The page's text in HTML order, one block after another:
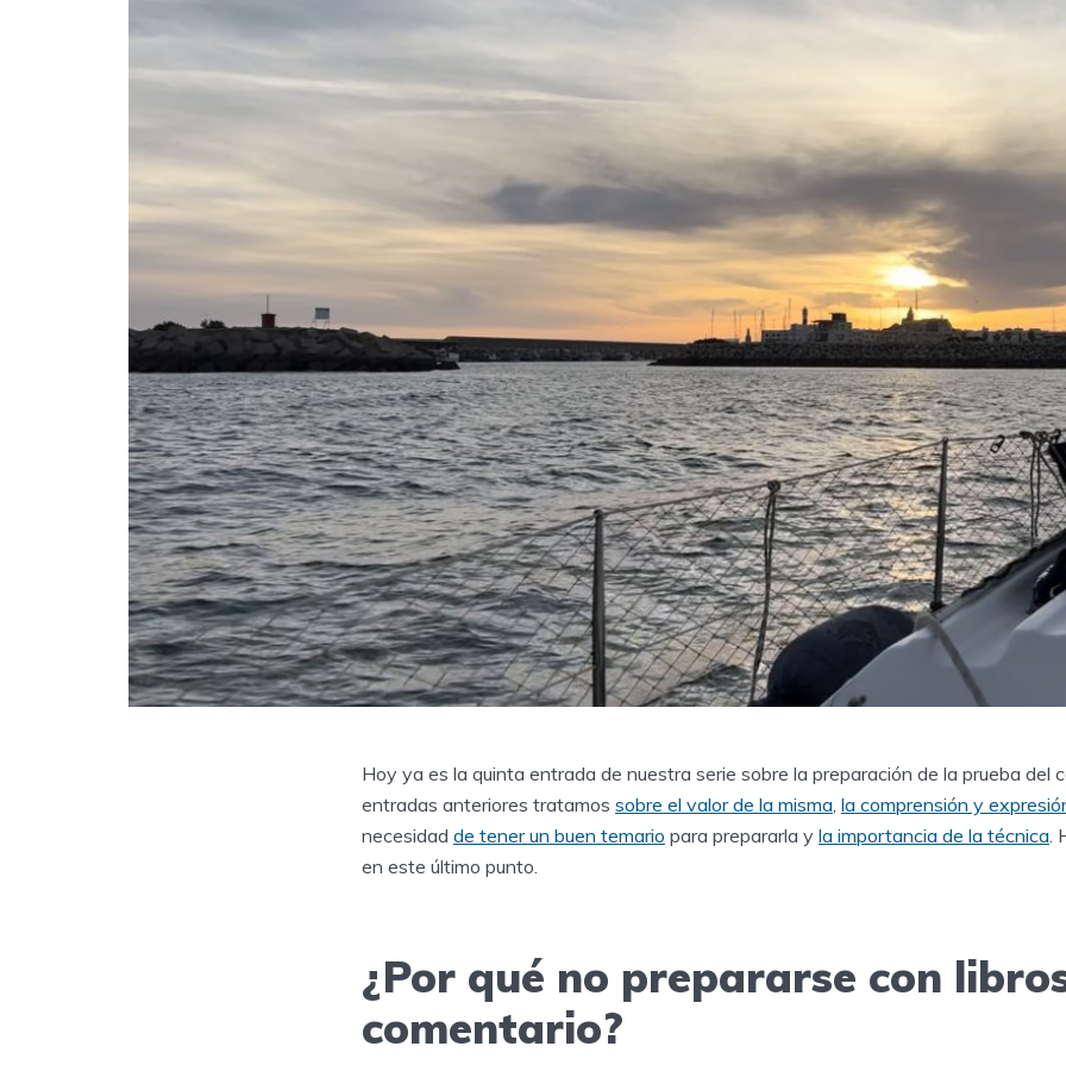
Hoy ya es la quinta entrada de nuestra serie sobre la preparación de la prueba del
entradas anteriores tratamos sobre el valor de la misma, la comprensión y
necesidad de tener un buen temario para prepararla y la importancia de la técnica.
en este último punto.
¿Por qué no prepararse con
comentario?